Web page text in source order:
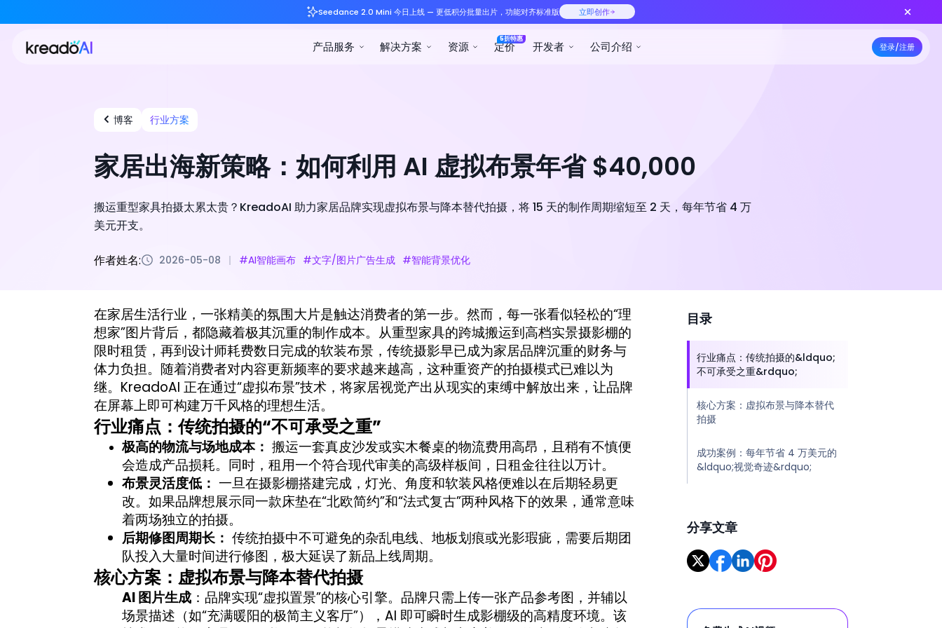
Seedance 2.0 Mini 今日上线 — 更低积分批量出片，功能对齐标准版
博客 行业方案
家居出海新策略：如何利用 AI 虚拟布景年省 $40,000
搬运重型家具拍摄太累太贵？KreadoAI 助力家居品牌实现虚拟布景与降本替代拍摄，将 15 天的制作周期缩短至 2 天，每年节省 4 万
美元开支。
作者姓名: 2026-05-08 #AI智能画布 #文字/图片广告生成 #智能背景优化
在家居生活行业，一张精美的氛围大片是触达消费者的第一步。然而，每一张看似轻松的“理
想家”图片背后，都隐藏着极其沉重的制作成本。从重型家具的跨城搬运到高档实景摄影棚的
限时租赁，再到设计师耗费数日完成的软装布景，传统摄影早已成为家居品牌沉重的财务与
体力负担。随着消费者对内容更新频率的要求越来越高，这种重资产的拍摄模式已难以为
继。KreadoAI 正在通过“虚拟布景”技术，将家居视觉产出从现实的束缚中解放出来，让品牌
在屏幕上即可构建万千风格的理想生活。
行业痛点：传统拍摄的“不可承受之重”
极高的物流与场地成本： 搬运一套真皮沙发或实木餐桌的物流费用高昂，且稍有不慎便
会造成产品损耗。同时，租用一个符合现代审美的高级样板间，日租金往往以万计。
布景灵活度低： 一旦在摄影棚搭建完成，灯光、角度和软装风格便难以在后期轻易更
改。如果品牌想展示同一款床垫在“北欧简约”和“法式复古”两种风格下的效果，通常意味
着两场独立的拍摄。
后期修图周期长： 传统拍摄中不可避免的杂乱电线、地板划痕或光影瑕疵，需要后期团
队投入大量时间进行修图，极大延误了新品上线周期。
核心方案：虚拟布景与降本替代拍摄
AI 图片生成 ：品牌实现“虚拟置景”的核心引擎。品牌只需上传一张产品参考图，并辅以
场景描述（如“充满暖阳的极简主义客厅”），AI 即可瞬时生成影棚级的高精度环境。该
目录
行业痛点：传统拍摄的&ldquo;
不可承受之重&rdquo;
核心方案：虚拟布景与降本替代
拍摄
成功案例：每年节省 4 万美元的
&ldquo;视觉奇迹&rdquo;
分享文章